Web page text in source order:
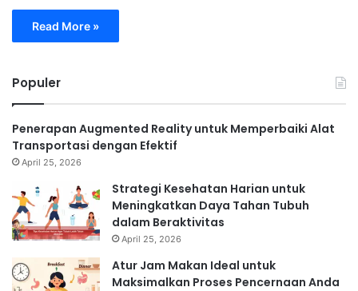
Read More »
Populer
Penerapan Augmented Reality untuk Memperbaiki Alat
Transportasi dengan Efektif
April 25, 2026
Strategi Kesehatan Harian untuk
Meningkatkan Daya Tahan Tubuh
dalam Beraktivitas
April 25, 2026
Atur Jam Makan Ideal untuk
Maksimalkan Proses Pencernaan Anda